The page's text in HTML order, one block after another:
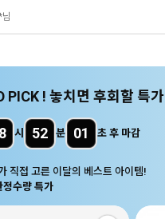
PICK ! 놓치면 후회할 특가
시 52 분 00 초 후 마감
직접 고른 이달의 베스트 아이템!
정수량 특가